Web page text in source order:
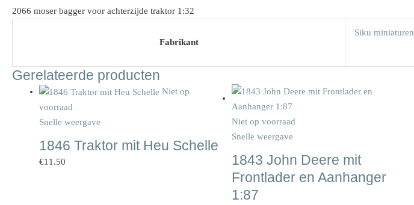
2066 moser bagger voor achterzijde traktor 1:32
Fabrikant
Siku miniaturen
Gerelateerde producten
Niet op
voorraad
Snelle weergave
1846 Traktor mit Heu Schelle
€11.50
Niet op voorraad
Snelle weergave
1843 John Deere mit
Frontlader en Aanhanger
1:87